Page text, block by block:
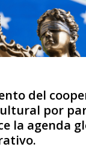
del
por
la agenda